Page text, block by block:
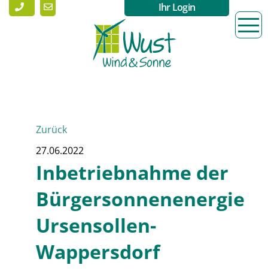
Ihr Login
Zurück
27.06.2022
Inbetriebnahme der
Bürgersonnenenergie
Ursensollen-
Wappersdorf